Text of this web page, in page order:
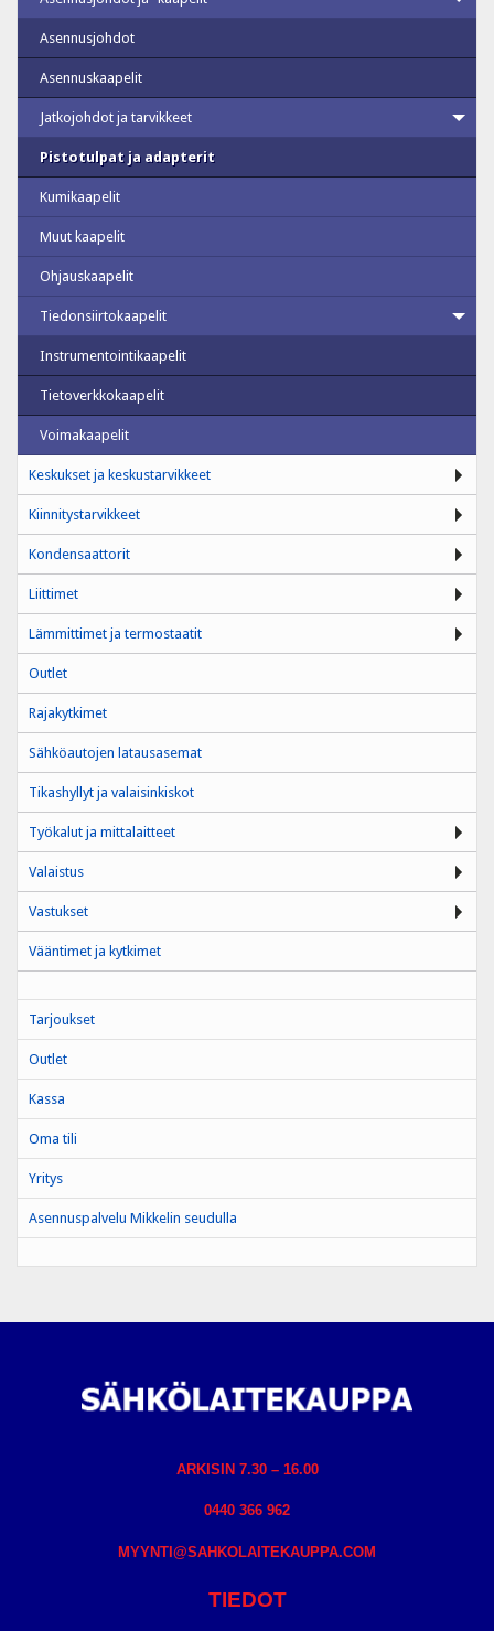
Asennusjohdot
Asennuskaapelit
Jatkojohdot ja tarvikkeet
Pistotulpat ja adapterit
Kumikaapelit
Muut kaapelit
Ohjauskaapelit
Tiedonsiirtokaapelit
Instrumentointikaapelit
Tietoverkkokaapelit
Voimakaapelit
Keskukset ja keskustarvikkeet
Kiinnitystarvikkeet
Kondensaattorit
Liittimet
Lämmittimet ja termostaatit
Outlet
Rajakytkimet
Sähköautojen latausasemat
Tikashyllyt ja valaisinkiskot
Työkalut ja mittalaitteet
Valaistus
Vastukset
Vääntimet ja kytkimet
Tarjoukset
Outlet
Kassa
Oma tili
Yritys
Asennuspalvelu Mikkelin seudulla
ARKISIN 7.30 – 16.00
0440 366 962
MYYNTI@SAHKOLAITEKAUPPA.COM
TIEDOT